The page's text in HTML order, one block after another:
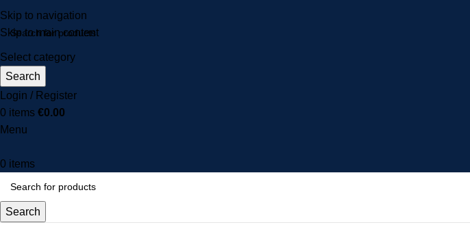
Skip to navigation
Skip to main content
Select category
Search
Login / Register
0 items €0.00
Menu
0 items
Search